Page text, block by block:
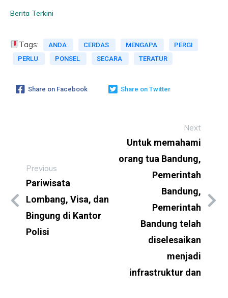
Berita Terkini
Tags: ANDA CERDAS MENGAPA
PERGI
PERLU
PONSEL SECARA TERATUR
Share on Facebook Share on Twitter
Previous
Pariwisata
Lombang, Visa, dan
Bingung di Kantor
Polisi
Next
Untuk memahami
orang tua Bandung,
Pemerintah
Bandung,
Pemerintah
Bandung telah
diselesaikan
menjadi
infrastruktur dan